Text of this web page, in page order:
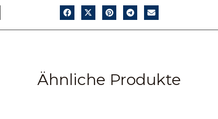
Ähnliche Produkte